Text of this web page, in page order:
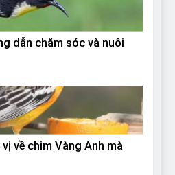
dẫn chăm sóc và nuôi
về chim Vàng Anh mà